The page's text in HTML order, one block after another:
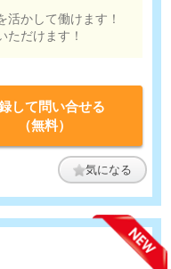
活かして働けます！
ただけます！
して問い合せる
（無料）
気になる